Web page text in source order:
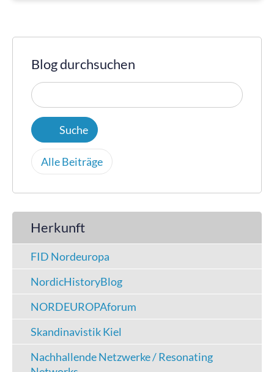
Blog durchsuchen
Alle Beiträge
Herkunft
FID Nordeuropa
NordicHistoryBlog
NORDEUROPAforum
Skandinavistik Kiel
Nachhallende Netzwerke / Resonating